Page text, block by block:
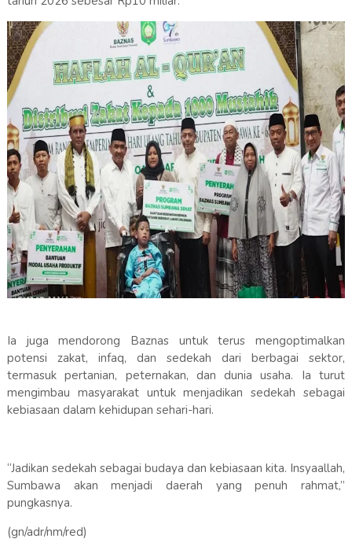
Ia juga mendorong Baznas untuk terus mengoptimalkan
potensi zakat, infaq, dan sedekah dari berbagai sektor,
termasuk pertanian, peternakan, dan dunia usaha. Ia turut
mengimbau masyarakat untuk menjadikan sedekah sebagai
kebiasaan dalam kehidupan sehari-hari.
“Jadikan sedekah sebagai budaya dan kebiasaan kita. Insyaallah,
Sumbawa akan menjadi daerah yang penuh rahmat,”
pungkasnya.
(gn/adr/nm/red)